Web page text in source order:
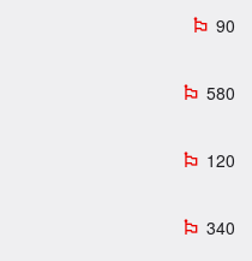
emoji_flags 90
emoji_flags 580
emoji_flags 120
emoji_flags 340